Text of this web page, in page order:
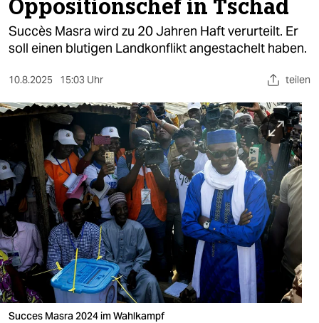
öko
gesellschaft
kultur
sport
berlin
nord
wahrheit
verlag
verlag
veranstaltungen
Oppositionschef in Tschad
Succès Masra wird zu 20 Jahren Haft verurteilt. Er
soll einen blutigen Landkonflikt angestachelt haben.
10.8.2025 15:03 Uhr teilen
Succes Masra 2024 im Wahlkampf